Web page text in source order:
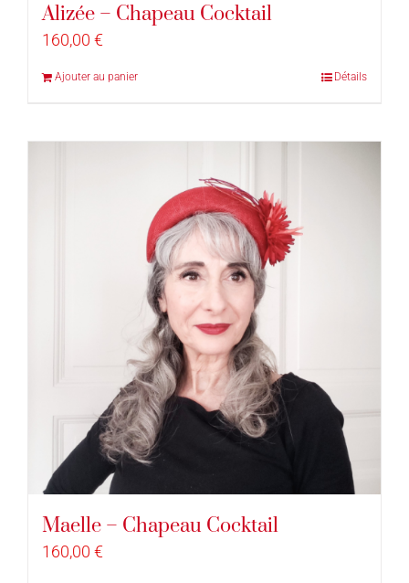
Alizée – Chapeau Cocktail
160,00 €
Ajouter au panier Détails
Maelle – Chapeau Cocktail
160,00 €